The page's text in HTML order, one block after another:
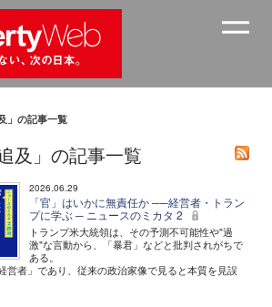
」の記事一覧
及」の記事一覧
2026.06.29
「官」はいかに無責任か ──経営者・トラン
プに学ぶ ─ ニュースのミカタ 2
トランプ米大統領は、その予測不可能性や"過
激"な言動から、「暴君」などと批判されがちで
ある。
営者」であり、従来の政治家像で見ると本質を見誤